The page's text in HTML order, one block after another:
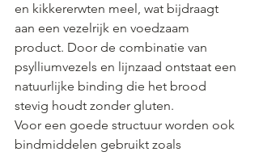
en kikkererwten meel, wat bijdraagt
aan een vezelrijk en voedzaam
product. Door de combinatie van
psylliumvezels en lijnzaad ontstaat een
natuurlijke binding die het brood
stevig houdt zonder gluten.
Voor een goede structuur worden ook
bindmiddelen gebruikt zoals